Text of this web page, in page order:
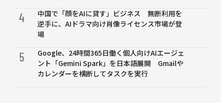
4
中国で「顔をAIに貸す」ビジネス 無断利用を
逆手に、AIドラマ向け肖像ライセンス市場が登
場
5
Google、24時間365日働く個人向けAIエージェ
ント「Gemini Spark」を日本語展開 Gmailや
カレンダーを横断してタスクを実行